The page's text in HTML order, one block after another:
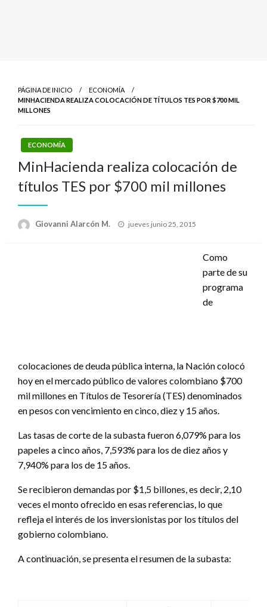
PÁGINA DE INICIO
ECONOMÍA
MINHACIENDA REALIZA COLOCACIÓN DE TÍTULOS TES POR $700 MIL
MILLONES
ECONOMÍA
MinHacienda realiza colocación de
títulos TES por $700 mil millones
Giovanni Alarcón M.
Publicado
jueves junio 25, 2015
Como
parte de su
programa
de
colocaciones de deuda pública interna, la Nación colocó
hoy en el mercado público de valores colombiano $700
mil millones en Títulos de Tesorería (TES) denominados
en pesos con vencimiento en cinco, diez y 15 años.
Las tasas de corte de la subasta fueron 6,079% para los
papeles a cinco años, 7,593% para los de diez años y
7,940% para los de 15 años.
Se recibieron demandas por $1,5 billones, es decir, 2,10
veces el monto ofrecido en esas referencias, lo que
refleja el interés de los inversionistas por los títulos del
gobierno colombiano.
A continuación, se presenta el resumen de la subasta: